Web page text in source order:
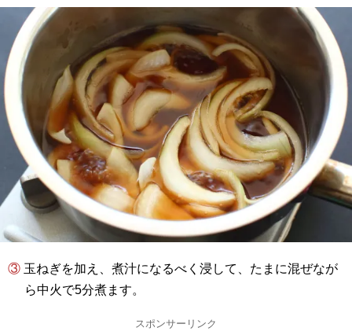
③ 玉ねぎを加え、煮汁になるべく浸して、たまに混ぜなが
ら中火で5分煮ます。
スポンサーリンク